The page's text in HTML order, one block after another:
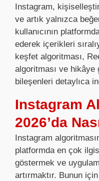
Instagram,
ve artık yalnızca
kullanıcının
ederek içerikleri
keşfet algoritması,
algoritması ve
bileşenleri detaylıca
Instagram
2026’da
Instagram
platformda en çok
göstermek ve
artırmaktır. Bunun için